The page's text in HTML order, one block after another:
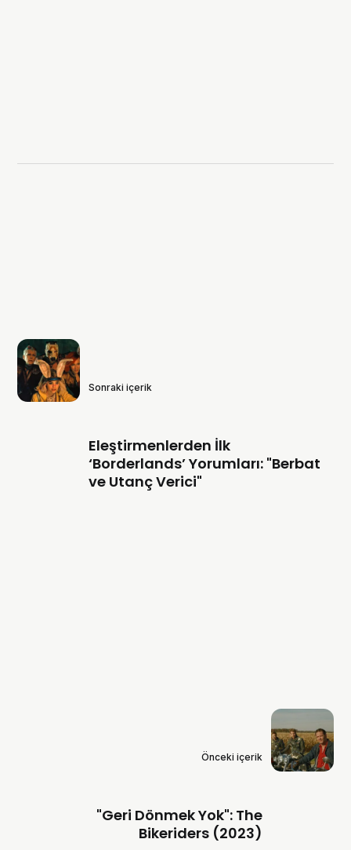
Sonraki içerik
Eleştirmenlerden İlk
‘Borderlands’ Yorumları: "Berbat
ve Utanç Verici"
Önceki içerik
"Geri Dönmek Yok": The
Bikeriders (2023)